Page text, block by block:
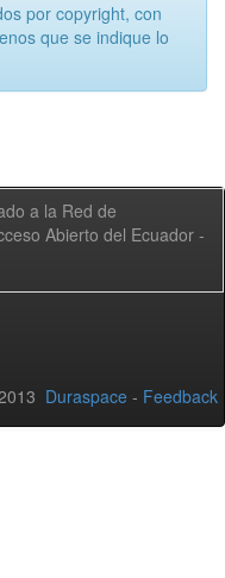
por copyright, con
que se indique lo
a la Red de
Abierto del Ecuador -
Duraspace - Feedback